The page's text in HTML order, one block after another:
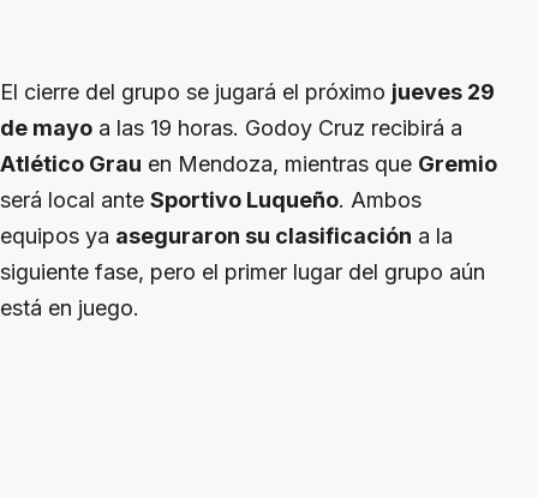
El cierre del grupo se jugará el próximo jueves 29
de mayo a las 19 horas. Godoy Cruz recibirá a
Atlético Grau en Mendoza, mientras que Gremio
será local ante Sportivo Luqueño. Ambos
equipos ya aseguraron su clasificación a la
siguiente fase, pero el primer lugar del grupo aún
está en juego.